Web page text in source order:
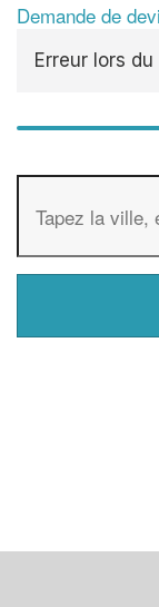
Demande de
Erreur lors